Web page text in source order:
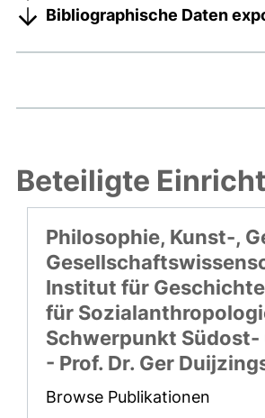
Bibliographische Daten
Beteiligte
Philosophie, Kunst-,
Institut für
für
Schwerpunkt Südost-
- Prof. Dr. Ger
Browse Publikationen